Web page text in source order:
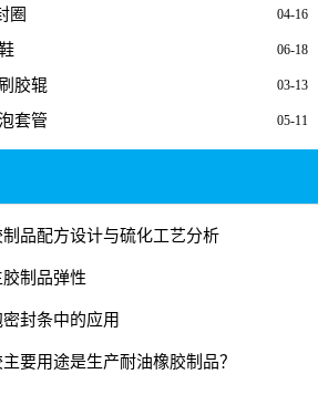
04-16
圈
06-18
03-13
胶辊
05-11
套管
品配方设计与硫化工艺分析
制品弹性
封条中的应用
要用途是生产耐油橡胶制品？